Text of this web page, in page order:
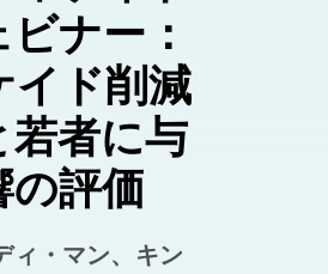
ナー：
イド削減
者に与
の評価
ィ・マン、キン